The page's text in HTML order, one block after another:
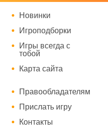
Новинки
Игроподборки
Игры всегда с
тобой
Карта сайта
Правообладателям
Прислать игру
Контакты